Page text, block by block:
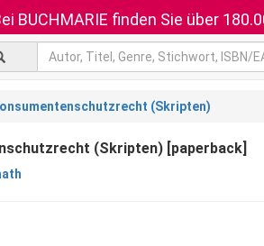
BUCHMARIE finden Sie über
(Skripten)
(Skripten) [paperback]